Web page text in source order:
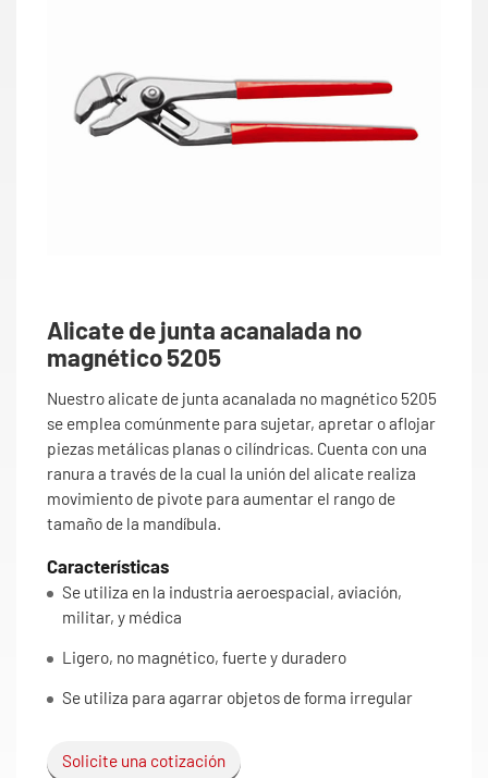
Alicate de junta acanalada no
magnético 5205
Nuestro alicate de junta acanalada no magnético 5205
se emplea comúnmente para sujetar, apretar o aflojar
piezas metálicas planas o cilíndricas. Cuenta con una
ranura a través de la cual la unión del alicate realiza
movimiento de pivote para aumentar el rango de
tamaño de la mandíbula.
Características
Se utiliza en la industria aeroespacial, aviación,
militar, y médica
Ligero, no magnético, fuerte y duradero
Se utiliza para agarrar objetos de forma irregular
Solicite una cotización